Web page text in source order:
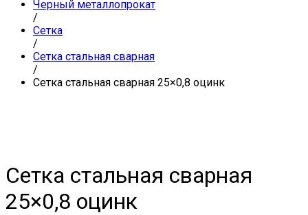
Черный металлопрокат
/
Сетка
/
Сетка стальная сварная
/
Сетка стальная сварная 25×0,8 оцинк
Сетка стальная сварная
25×0,8 оцинк